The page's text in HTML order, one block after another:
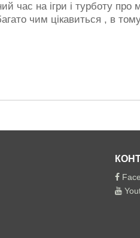
час на ігри і турботу
чим цікавиться , в